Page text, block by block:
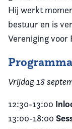
Hij werkt
bestuur en is
Vereniging voor
Programma
Vrijdag 18
12:30-13:00
13:00-18:00